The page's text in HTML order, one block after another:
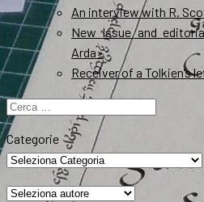
An interview with R.
New Issue and
Arda»
Receiver of a Tolkien’s
Ricerca
per:
Categorie